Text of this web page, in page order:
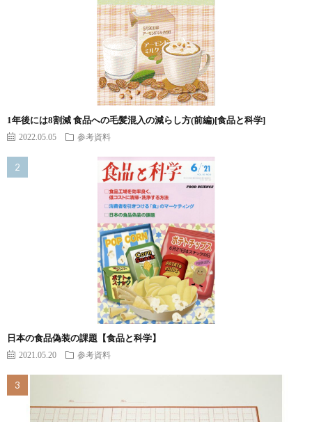
1年後には8割減 食品への毛髪混入の減らし方(前編)[食品と科学]
2022.05.05 参考資料
日本の食品偽装の課題【食品と科学】
2021.05.20 参考資料